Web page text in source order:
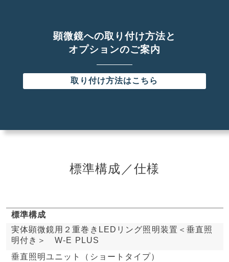
顕微鏡への取り付け方法と
オプションのご案内
取り付け方法はこちら
標準構成／仕様
標準構成
実体顕微鏡用２重巻きLEDリング照明装置＜垂直照
明付き＞ W-E PLUS
垂直照明ユニット（ショートタイプ）